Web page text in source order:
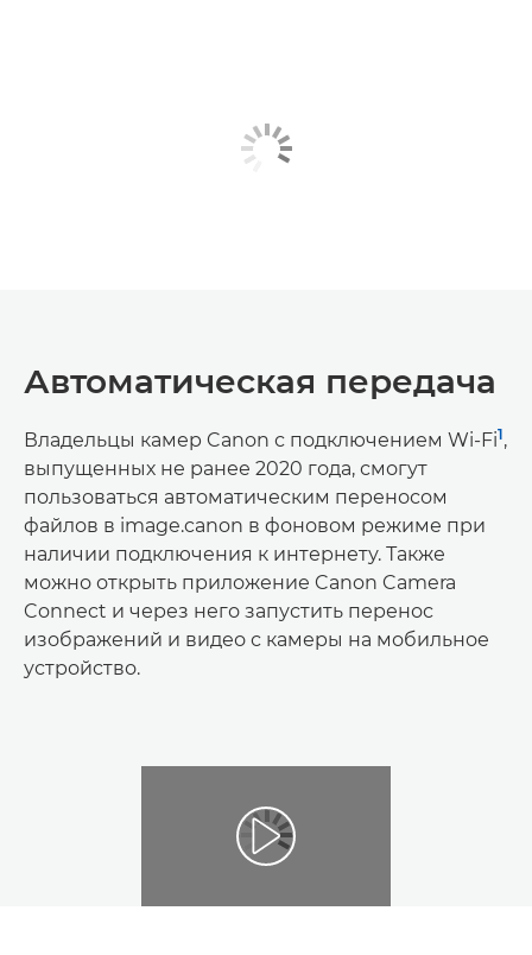
Автоматическая передача
Владельцы камер Canon с подключением Wi-Fi1,
выпущенных не ранее 2020 года, смогут
пользоваться автоматическим переносом
файлов в image.canon в фоновом режиме при
наличии подключения к интернету. Также
можно открыть приложение Canon Camera
Connect и через него запустить перенос
изображений и видео с камеры на мобильное
устройство.